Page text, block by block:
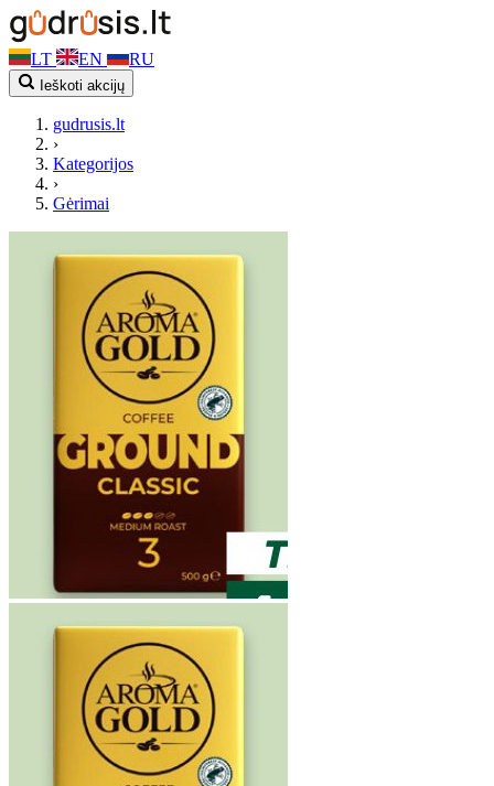
LT EN RU
Ieškoti akcijų
gudrusis.lt
›
Kategorijos
›
Gėrimai